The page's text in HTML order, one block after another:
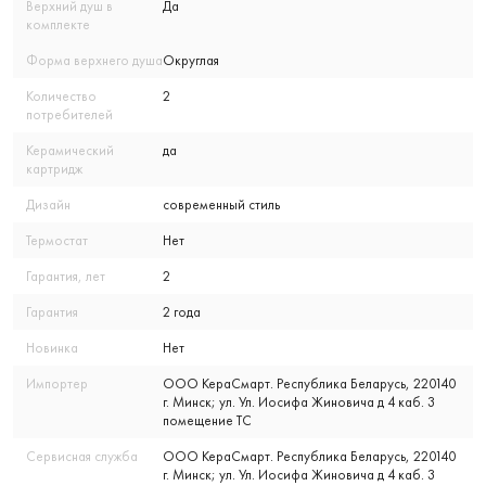
Верхний душ в
комплекте
Да
Форма верхнего душаОкруглая
Количество
потребителей
2
Керамический
картридж
да
Дизайн современный стиль
Термостат Нет
Гарантия, лет 2
Гарантия 2 года
Новинка Нет
Импортер
ООО КераСмарт. Республика Беларусь, 220140
г. Минск; ул. Ул. Иосифа Жиновича д 4 каб. 3
помещение ТС
Сервисная служба
ООО КераСмарт. Республика Беларусь, 220140
г. Минск; ул. Ул. Иосифа Жиновича д 4 каб. 3